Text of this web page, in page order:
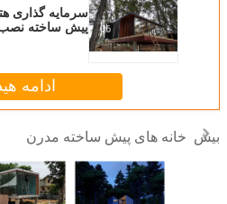
سرمایه گذاری
پیش ساخته نصب
ادامه
بیش خانه های پیش ساخته مدرن